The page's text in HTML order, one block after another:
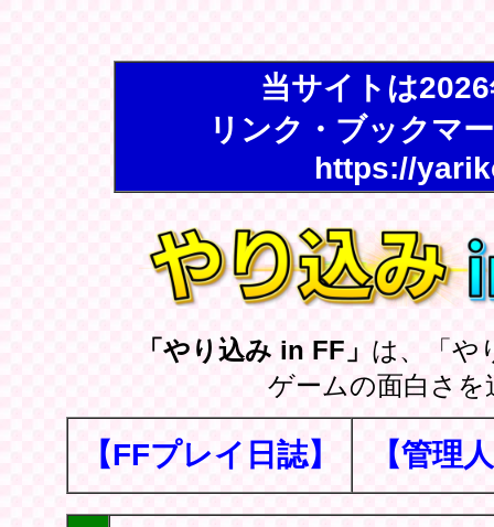
当サイトは
リンク・ブックマ
https://
「やり込み in FF」 は、「や
ゲームの面白さ
【FFプレイ日誌】 【管理